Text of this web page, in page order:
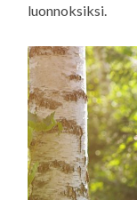
luonnoksiksi.